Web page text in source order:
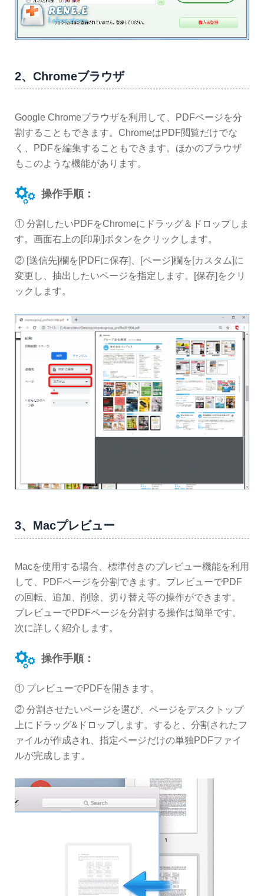
2、Chromeブラウザ
Google Chromeブラウザを利用して、PDFページを分
割することもできます。ChromeはPDF閲覧だけでな
く、PDFを編集することもできます。ほかのブラウザ
もこのような機能があります。
操作手順：
① 分割したいPDFをChromeにドラッグ＆ドロップしま
す。画面右上の[印刷]ボタンをクリックします。
② [送信先]欄を[PDFに保存]、[ページ]欄を[カスタム]に
変更し、抽出したいページを指定します。[保存]をクリ
ックします。
3、Macプレビュー
Macを使用する場合、標準付きのプレビュー機能を利用
して、PDFページを分割できます。プレビューでPDF
の回転、追加、削除、切り替え等の操作ができます。
プレビューでPDFページを分割する操作は簡単です。
次に詳しく紹介します。
操作手順：
① プレビューでPDFを開きます。
② 分割させたいページを選び、ページをデスクトップ
上にドラッグ&ドロップします。すると、分割されたフ
ァイルが作成され、指定ページだけの単独PDFファイ
ルが完成します。